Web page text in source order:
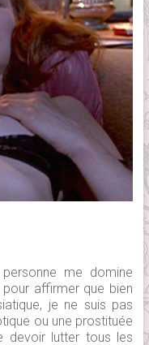
me domine
affirmer que bien
je ne suis pas
ou une prostituée
devoir lutter tous les